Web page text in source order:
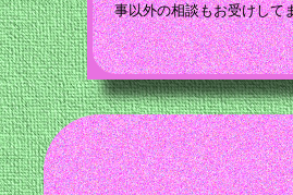
事以外の相談もお受けして